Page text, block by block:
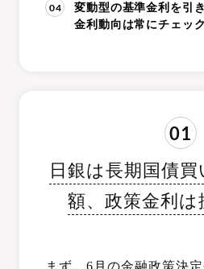
04
変動型の基準金利を引
金利動向は常にチェッ
01
日銀は長期国債
額、政策金利は
まず、6月の金融政策決